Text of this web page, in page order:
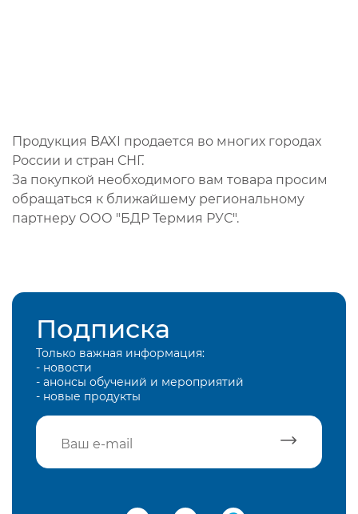
Продукция BAXI продается во многих городах
России и стран СНГ.
За покупкой необходимого вам товара просим
обращаться к ближайшему региональному
партнеру ООО "БДР Термия РУС".
Подписка
Только важная информация:
- новости
- анонсы обучений и мероприятий
- новые продукты